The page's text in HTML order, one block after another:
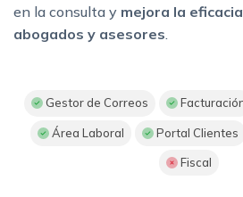
en la consulta y mejora la
abogados y asesores.
Gestor de Correos
Área Laboral Portal Clientes
Fiscal